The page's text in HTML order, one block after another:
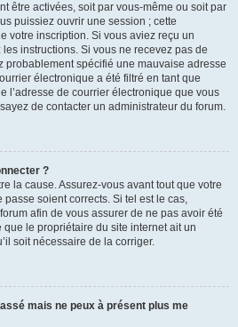
être activées, soit par vous-même ou soit par
puissiez ouvrir une session ; cette
votre inscription. Si vous aviez reçu un
instructions. Si vous ne recevez pas de
probablement spécifié une mauvaise adresse
électronique a été filtré en tant que
l’adresse de courrier électronique que vous
de contacter un administrateur du forum.
?
la cause. Assurez-vous avant tout que votre
passe soient corrects. Si tel est le cas,
afin de vous assurer de ne pas avoir été
le propriétaire du site internet ait un
soit nécessaire de la corriger.
mais ne peux à présent plus me